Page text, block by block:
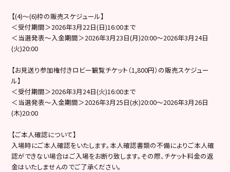
【(4)〜(6)枠の販売スケジュール】
＜受付期間＞2026年3月22日(日)16:00まで
＜当選発表～入金期間＞2026年3月23日(月)20:00～2026年3月24日
(火)20:00
【お見送り参加権付きロビー観覧チケット（1,800円）の販売スケジュー
ル】
＜受付期間＞2026年3月24日(火)16:00まで
＜当選発表～入金期間＞2026年3月25日(水)20:00～2026年3月26日
(木)20:00
【ご本人確認について】
入場時にご本人確認をいたします。本人確認書類の不備によりご本人確
認ができない場合はご入場をお断り致します。その際、チケット料金の返
金はいたしませんのでご了承ください。